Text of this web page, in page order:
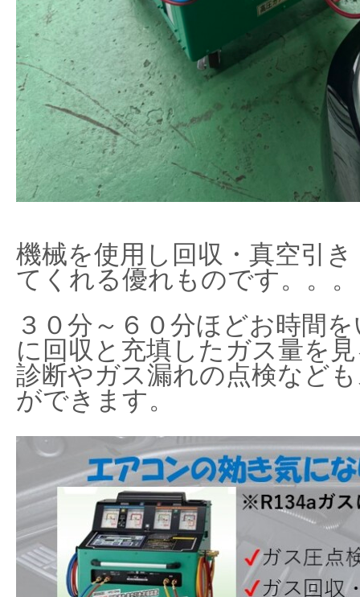
機械を使用し回収・真空引
てくれる優れものです。。。
３０分～６０分ほどお時間
に回収と充填したガス量を
診断やガス漏れの点検など
ができます。